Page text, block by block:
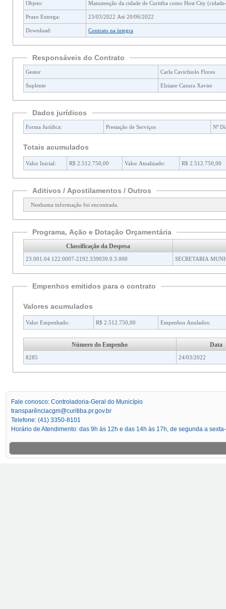
Objeto: Manutenção da cidade de Curitiba como Host City
Prazo Entrega: 23/03/2022 Até 20/06/2022
Download: Contrato na íntegra
Responsáveis do Contrato
Gestor Carla Cavichiolo Flores
Suplente Elziane Cazura Xavier
Dados jurídicos
Forma Jurídica: Prestação de Serviços Nº
Totais acumulados
Valor Inicial: R$ 2.512.750,00 Valor Atualizado: R$ 2.512.750,00
Aditivos / Apostilamentos / Outros
Nenhuma informação foi encontrada.
Programa, Ação e Dotação Orçamentária
Classificação da Despesa
23.001.04.122.0007-2192.339039.0.3.000 SECRETARIA
Empenhos emitidos para o contrato
Valores acumulados
Valor Empenhado: R$ 2.512.750,00 Empenhos Anulados:
Número do Empenho Data
8285 24/03/2022
Fale conosco: Controladoria-Geral do Município
transparênciacgm@curitiba.pr.gov.br
Telefone: (41) 3350-8101
Horário de Atendimento: das 9h às 12h e das 14h às 17h, de segunda a